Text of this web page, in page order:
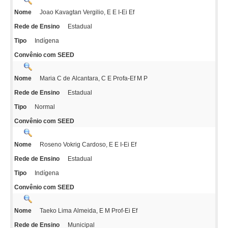
Nome Joao Kavagtan Vergilio, E E I-Ei Ef
Rede de Ensino Estadual
Tipo Indígena
Convênio com SEED
Nome Maria C de Alcantara, C E Profa-Ef M P
Rede de Ensino Estadual
Tipo Normal
Convênio com SEED
Nome Roseno Vokrig Cardoso, E E I-Ei Ef
Rede de Ensino Estadual
Tipo Indígena
Convênio com SEED
Nome Taeko Lima Almeida, E M Prof-Ei Ef
Rede de Ensino Municipal